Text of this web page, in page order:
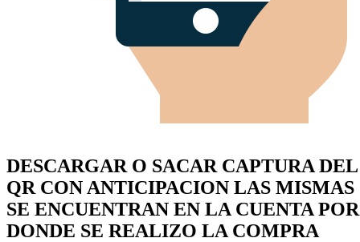
DESCARGAR O SACAR CAPTURA DEL
QR CON ANTICIPACION LAS MISMAS
SE ENCUENTRAN EN LA CUENTA POR
DONDE SE REALIZO LA COMPRA